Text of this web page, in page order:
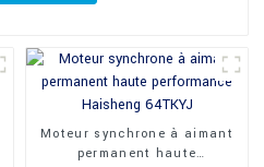
Moteur synchrone à aimant
permanent haute